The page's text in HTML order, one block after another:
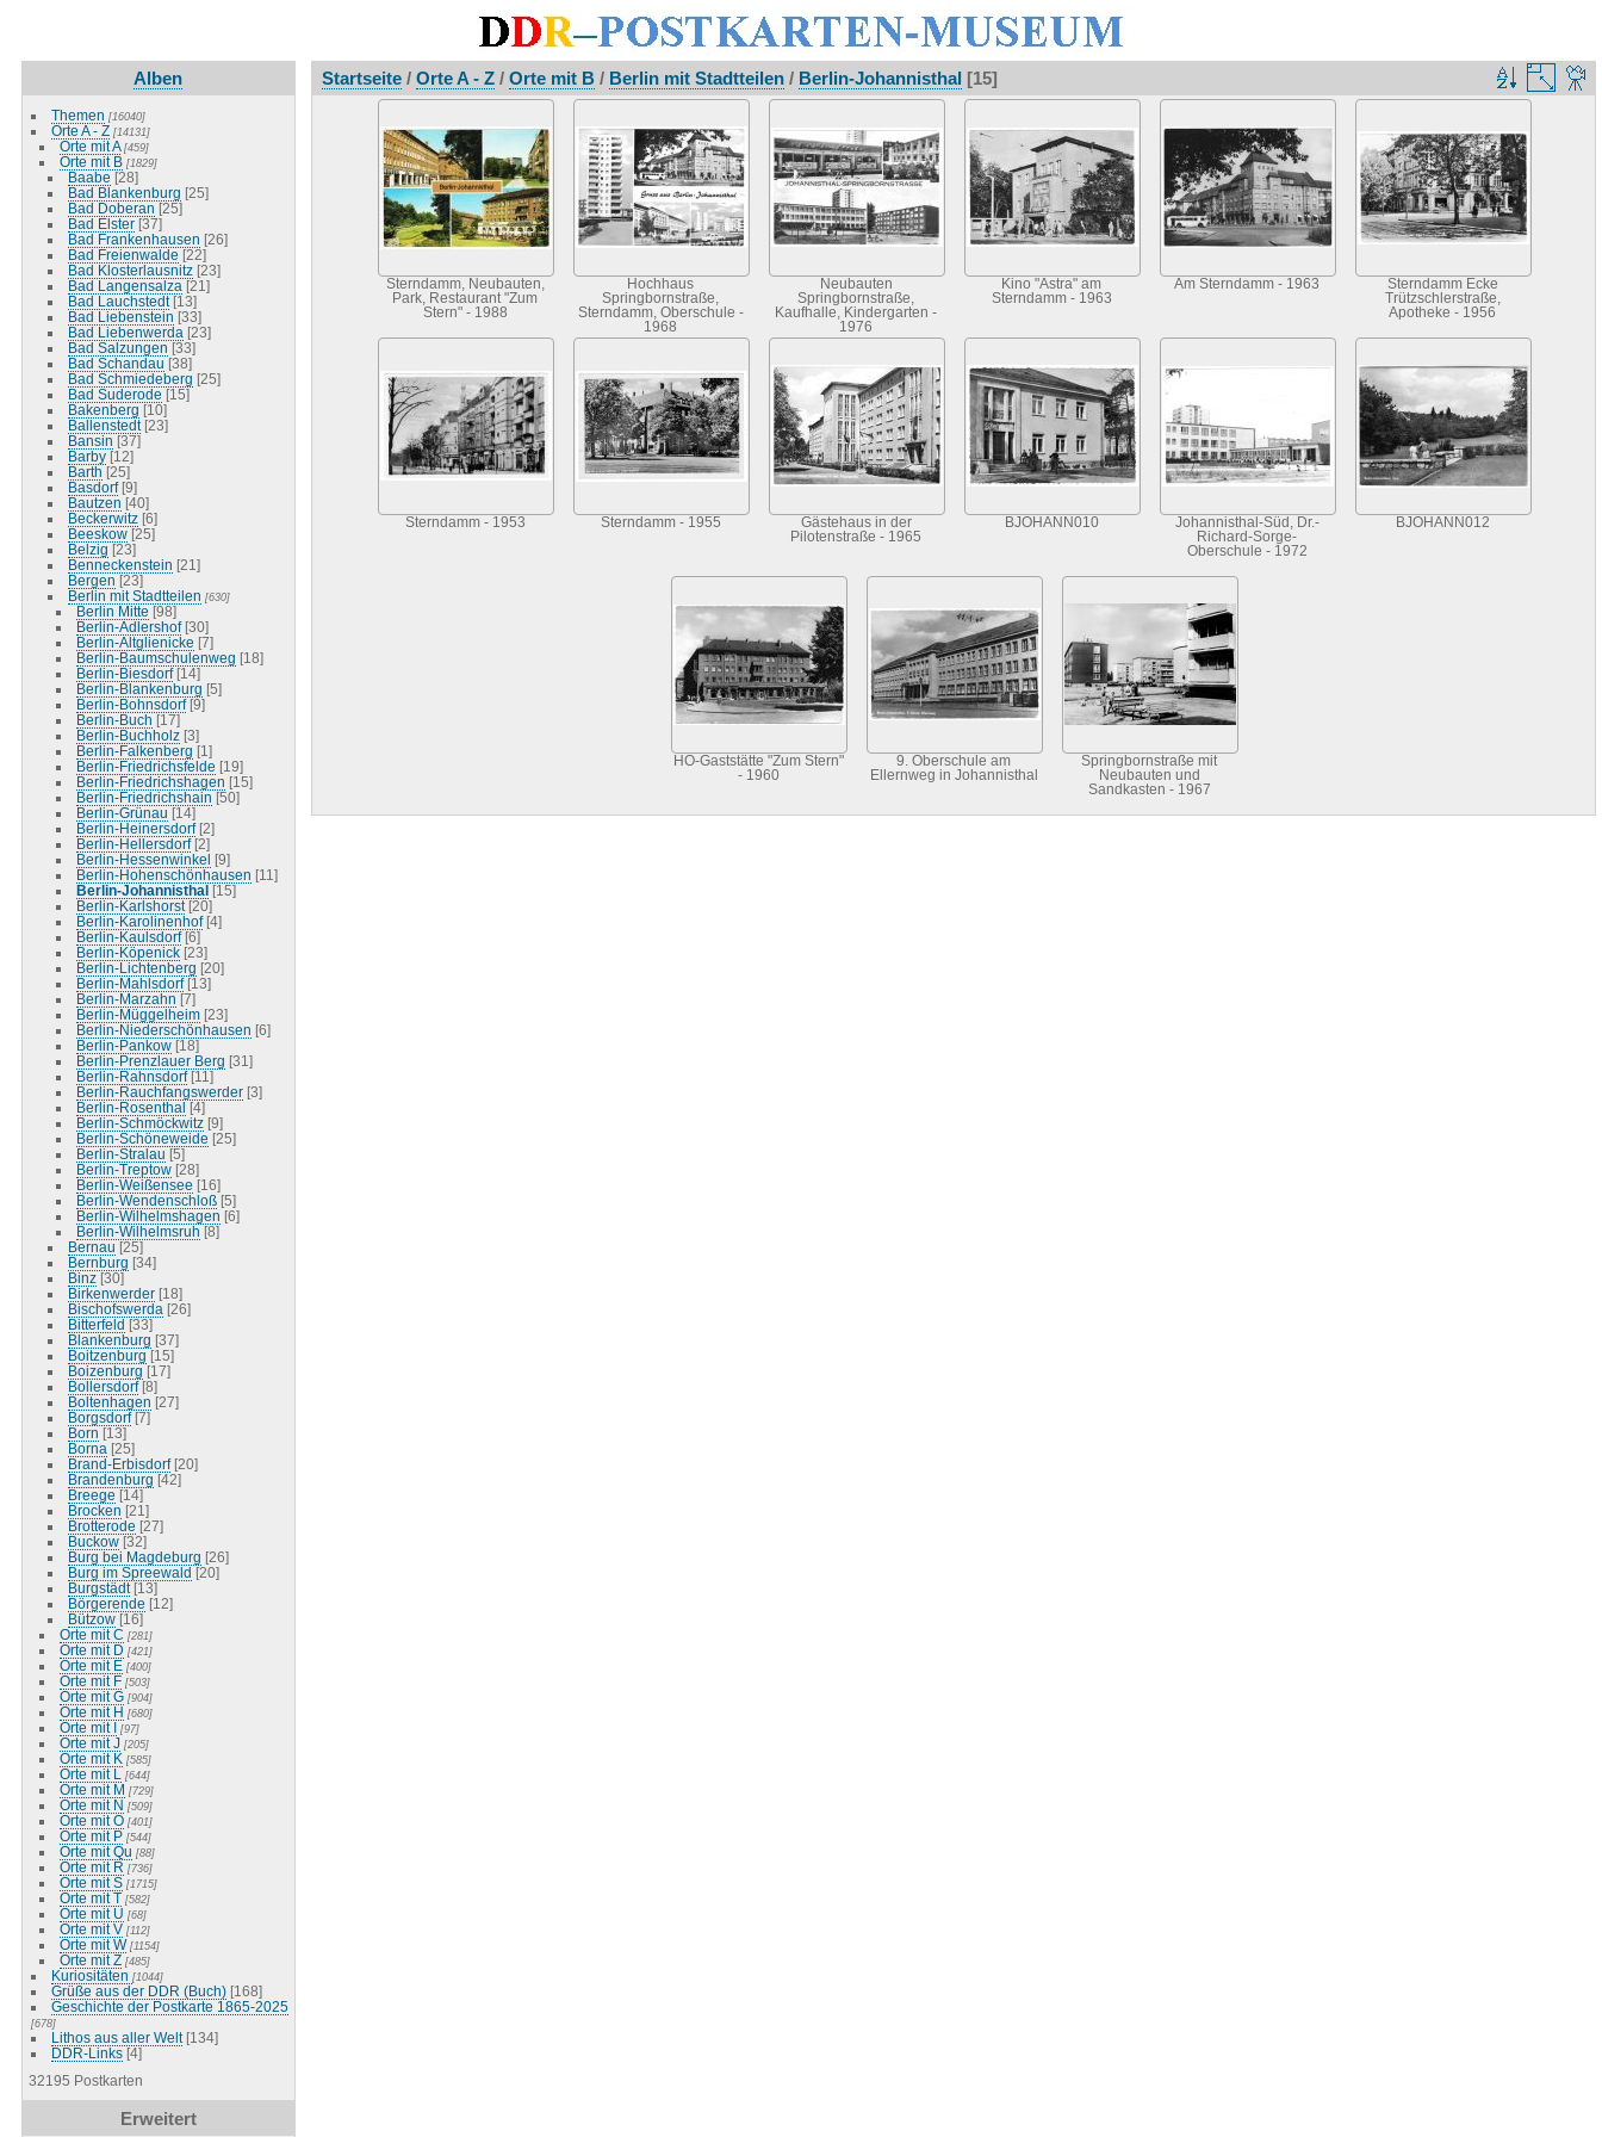
Alben
Themen [16040]
Orte A - Z [14131]
Orte mit A [459]
Orte mit B [1829]
Baabe [28]
Bad Blankenburg [25]
Bad Doberan [25]
Bad Elster [37]
Bad Frankenhausen [26]
Bad Freienwalde [22]
Bad Klosterlausnitz [23]
Bad Langensalza [21]
Bad Lauchstedt [13]
Bad Liebenstein [33]
Bad Liebenwerda [23]
Bad Salzungen [33]
Bad Schandau [38]
Bad Schmiedeberg [25]
Bad Suderode [15]
Bakenberg [10]
Ballenstedt [23]
Bansin [37]
Barby [12]
Barth [25]
Basdorf [9]
Bautzen [40]
Beckerwitz [6]
Beeskow [25]
Belzig [23]
Benneckenstein [21]
Bergen [23]
Berlin mit Stadtteilen [630]
Berlin Mitte [98]
Berlin-Adlershof [30]
Berlin-Altglienicke [7]
Berlin-Baumschulenweg [18]
Berlin-Biesdorf [14]
Berlin-Blankenburg [5]
Berlin-Bohnsdorf [9]
Berlin-Buch [17]
Berlin-Buchholz [3]
Berlin-Falkenberg [1]
Berlin-Friedrichsfelde [19]
Berlin-Friedrichshagen [15]
Berlin-Friedrichshain [50]
Berlin-Grünau [14]
Berlin-Heinersdorf [2]
Berlin-Hellersdorf [2]
Berlin-Hessenwinkel [9]
Berlin-Hohenschönhausen [11]
Berlin-Johannisthal [15]
Berlin-Karlshorst [20]
Berlin-Karolinenhof [4]
Berlin-Kaulsdorf [6]
Berlin-Köpenick [23]
Berlin-Lichtenberg [20]
Berlin-Mahlsdorf [13]
Berlin-Marzahn [7]
Berlin-Müggelheim [23]
Berlin-Niederschönhausen [6]
Berlin-Pankow [18]
Berlin-Prenzlauer Berg [31]
Berlin-Rahnsdorf [11]
Berlin-Rauchfangswerder [3]
Berlin-Rosenthal [4]
Berlin-Schmöckwitz [9]
Berlin-Schöneweide [25]
Berlin-Stralau [5]
Berlin-Treptow [28]
Berlin-Weißensee [16]
Berlin-Wendenschloß [5]
Berlin-Wilhelmshagen [6]
Berlin-Wilhelmsruh [8]
Bernau [25]
Bernburg [34]
Binz [30]
Birkenwerder [18]
Bischofswerda [26]
Bitterfeld [33]
Blankenburg [37]
Boitzenburg [15]
Boizenburg [17]
Bollersdorf [8]
Boltenhagen [27]
Borgsdorf [7]
Born [13]
Borna [25]
Brand-Erbisdorf [20]
Brandenburg [42]
Breege [14]
Brocken [21]
Brotterode [27]
Buckow [32]
Burg bei Magdeburg [26]
Burg im Spreewald [20]
Burgstädt [13]
Börgerende [12]
Bützow [16]
Orte mit C [281]
Orte mit D [421]
Orte mit E [400]
Orte mit F [503]
Orte mit G [904]
Orte mit H [680]
Orte mit I [97]
Orte mit J [205]
Orte mit K [585]
Orte mit L [644]
Orte mit M [729]
Orte mit N [509]
Orte mit O [401]
Orte mit P [544]
Orte mit Qu [88]
Orte mit R [736]
Orte mit S [1715]
Orte mit T [582]
Orte mit U [68]
Orte mit V [112]
Orte mit W [1154]
Orte mit Z [485]
Kuriositäten [1044]
Grüße aus der DDR (Buch) [168]
Geschichte der Postkarte 1865-2025
[678]
Lithos aus aller Welt [134]
DDR-Links [4]
32195 Postkarten
Erweitert
Startseite/ Orte A - Z/ Orte mit B/ Berlin mit Stadtteilen/ Berlin-Johannisthal[15]
Sterndamm, Neubauten,
Park, Restaurant "Zum
Stern" - 1988
Hochhaus
Springbornstraße,
Sterndamm, Oberschule -
1968
Neubauten
Springbornstraße,
Kaufhalle, Kindergarten -
1976
Kino "Astra" am
Sterndamm - 1963
Am Sterndamm - 1963
Sterndamm Ecke
Trützschlerstraße,
Apotheke - 1956
Sterndamm - 1953 Sterndamm - 1955
Gästehaus in der
Pilotenstraße - 1965
BJOHANN010
Johannisthal-Süd, Dr.-
Richard-Sorge-
Oberschule - 1972
BJOHANN012
HO-Gaststätte "Zum Stern"
- 1960
9. Oberschule am
Ellernweg in Johannisthal
Springbornstraße mit
Neubauten und
Sandkasten - 1967